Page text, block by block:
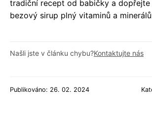
tradiční recept od babičky a dopřejte
bezový sirup plný vitaminů a
Našli jste v článku chybu?Kontaktujte nás
Publikováno: 26. 02. 2024